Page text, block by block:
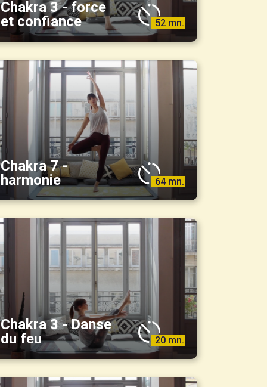
Chakra 3 - force
et confiance
52 mn.
Chakra 7 -
harmonie
64 mn.
Chakra 3 - Danse
du feu
20 mn.